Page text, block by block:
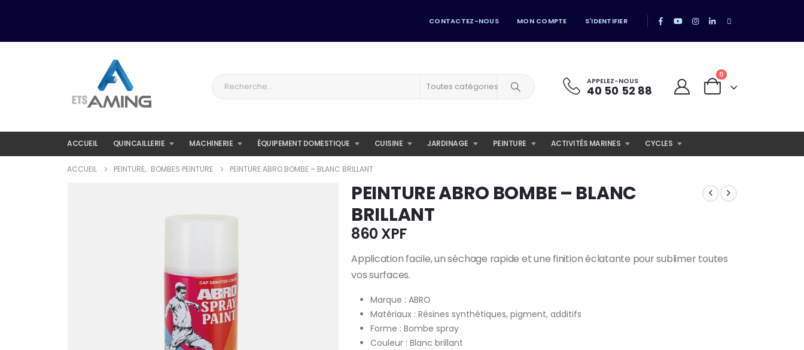
CONTACTEZ-NOUS MON COMPTE S'IDENTIFIER
Toutes catégories APPELEZ-NOUS
40 50 52 88
0
ACCUEIL QUINCAILLERIE MACHINERIE ÉQUIPEMENT DOMESTIQUE CUISINE JARDINAGE PEINTURE ACTIVITÉS MARINES CYCLES
ACCUEIL PEINTURE, BOMBES PEINTURE PEINTURE ABRO BOMBE – BLANC BRILLANT
PEINTURE ABRO BOMBE – BLANC
BRILLANT
860 XPF
Application facile, un séchage rapide et une finition éclatante pour sublimer toutes
vos surfaces.
Marque : ABRO
Matériaux : Résines synthétiques, pigment, additifs
Forme : Bombe spray
Couleur : Blanc brillant